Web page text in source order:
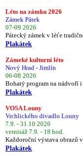
Léto na zámku 2026
Zámek Pátek
07-09 2026
Pátecký zámek v léťe
Plakátek
Zámeké kulturní léto
Nový Hrad - Jimlín
06-08 2026
Bohatý program na nádvoří i
Plakátek
VOSA Louny
Vrchlického divadlo Louny
7.9. - 31.10 2026
vernisáž 7.9. - 18 hod.
Každoroční výstava obrazů
Plakátek